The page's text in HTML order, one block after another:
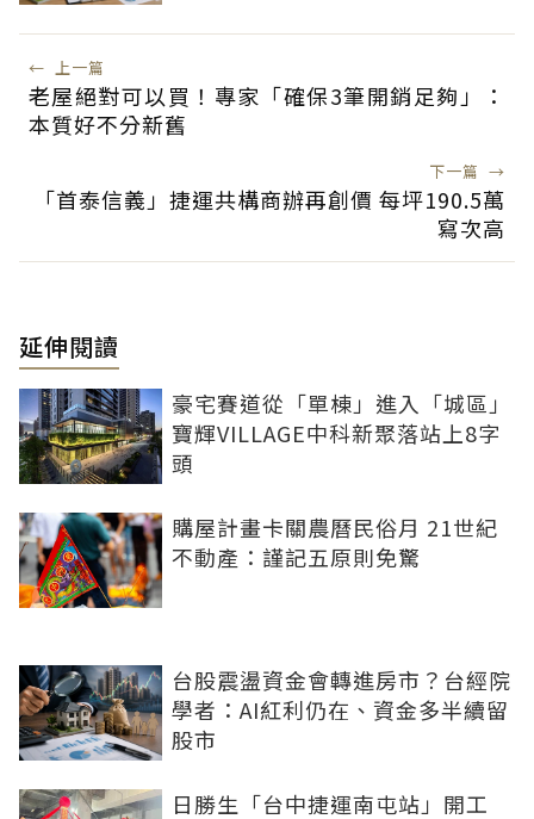
← 上一篇
老屋絕對可以買！專家「確保3筆開銷足夠」：
本質好不分新舊
下一篇 →
「首泰信義」捷運共構商辦再創價 每坪190.5萬
寫次高
延伸閱讀
豪宅賽道從「單棟」進入「城區」
寶輝VILLAGE中科新聚落站上8字
頭
購屋計畫卡關農曆民俗月 21世紀
不動產：謹記五原則免驚
台股震盪資金會轉進房市？台經院
學者：AI紅利仍在、資金多半續留
股市
日勝生「台中捷運南屯站」開工